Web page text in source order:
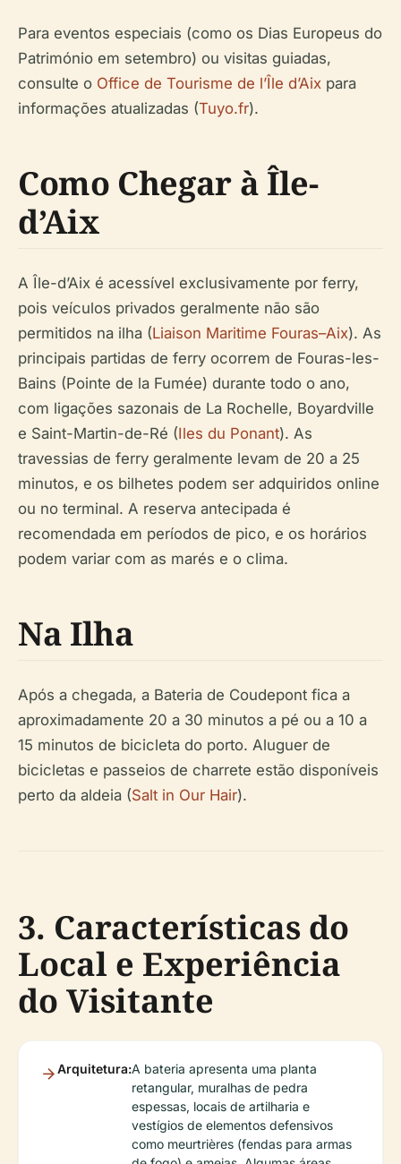
Para eventos especiais (como os Dias Europeus do
Património em setembro) ou visitas guiadas,
consulte o Office de Tourisme de l’Île d’Aix para
informações atualizadas (Tuyo.fr).
Como Chegar à Île-
d’Aix
A Île-d’Aix é acessível exclusivamente por ferry,
pois veículos privados geralmente não são
permitidos na ilha (Liaison Maritime Fouras–Aix). As
principais partidas de ferry ocorrem de Fouras-les-
Bains (Pointe de la Fumée) durante todo o ano,
com ligações sazonais de La Rochelle, Boyardville
e Saint-Martin-de-Ré (Iles du Ponant). As
travessias de ferry geralmente levam de 20 a 25
minutos, e os bilhetes podem ser adquiridos online
ou no terminal. A reserva antecipada é
recomendada em períodos de pico, e os horários
podem variar com as marés e o clima.
Na Ilha
Após a chegada, a Bateria de Coudepont fica a
aproximadamente 20 a 30 minutos a pé ou a 10 a
15 minutos de bicicleta do porto. Aluguer de
bicicletas e passeios de charrete estão disponíveis
perto da aldeia (Salt in Our Hair).
3. Características do
Local e Experiência
do Visitante
Arquitetura:A bateria apresenta uma planta
retangular, muralhas de pedra
espessas, locais de artilharia e
vestígios de elementos defensivos
como meurtrières (fendas para armas